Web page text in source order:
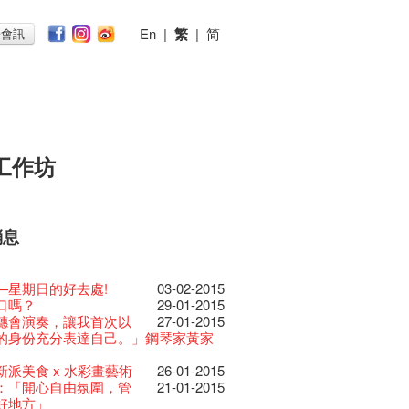
訊 En | 繁 | 简
作坊
28-12-2023
開新篇章
04-07-2023
系列: Opera
| 藝穗會 x 香港大歌劇院
20-09-2022
Cafe is now OPEN!
Pop-Up Collaboration
09-06-2022
13-01-2022
週年展覽 — 回憶及
徵集
03-08-2020
刻版 1983 LOGO
22-07-2020
生蜂蜜 — 買第二件半
【京都直送宇治茶
限 🍵 冰庫有售及可網上落單】
29-06-2020
【京都直送宇治茶
24-01-2020
人・鼠年共勉
24-12-2019
，新年快樂！
30-11-2019
材套
17-09-2019
拆除
31-07-2019
02-07-2019
走了
17-06-2019
II 大派對：塵世樂園
11-04-2019
樓復修工程完成慶祝
09-04-2019
II 大派對：塵世樂園
01-04-2019
II 大派對：塵世樂園
香港法國文化協會
11-03-2019
of Paradise 爵士大派
會 – 盲鳥優惠！
18-12-2018
陶藝名家展 ︰ 李賢
‧賴孝哲 展覽
04-09-2018
24-08-2018
Party @ The Fringe
21-08-2018
大派對@藝穗會
07-08-2018
Party - Blind Bird
03-05-2018
Full time or Part time
20-03-2018
: 藝穗會的故事
19-03-2018
: 藝穗會的故事
02-03-2018
photo shoot with
27-02-2018
Club Gallery is now
in the Art Basel period of March 29
21-02-2018
的藝穗會，大家快來
26-10-2017
· 藝穗會 · 有啲野
19-10-2017
RECRUITING!
29-09-2017
for Hire
22-09-2017
21-09-2017
01-09-2017
】
22-08-2017
如實觀照自己，嚴謹
拘泥於形式或盲從權威。」
架生房碰上藝穗會】
23-07-2017
tonight at
14-07-2017
John Fung
02-06-2017
是一個諧星、演
家以及即興演出者。她通過那些極
和特色的喜劇演出營造出了一個溫
的美好世界，你會不由自主地愛上
她！
！🍊
28-12-2016
藝穗會之快達票售票
年1月14日(六)後結束營運
16-12-2016
的聖誕禮"密"】#2 前
13-12-2016
組合 - 更精彩的藝術
！
的聖誕禮"密"】#1 甚
特技
11-11-2016
的20個秘密】#15 靠
照明的表演
10-11-2016
的20個秘密】#14 第
04-11-2016
的20個秘密】 #13 也
的20個秘密】#12 紮
會的藝術酒吧名為Colette’s?
17-10-2016
嘅Fringe Tour反應非
！多謝大家支持！
15-10-2016
的20個秘密】 #07 舊
期的苦差
12-10-2016
的20個秘密】#06 登
上星期四嘅有獎問答遊戲答案揭曉
22-09-2016
20個秘密：第二個秘
。。。。
21-09-2016
20個秘密！？第一個
。。。。。。
15-09-2016
賽馬會文化保育領袖
場導賞員工作坊順利進行🌟藝穗會
赤裸對話」KJ Tee
29-06-2016
KJ | 23.07.2016 赤
02-06-2016
所未有的成功，票房
獲得了極具聲望的霍斯特新人獎提
26-05-2016
籍...他會為澳洲的喜
多貢獻。」
22-02-2016
平淡的藝術家 - David
19-02-2016
的主辦人 - Koya
18-02-2016
人 - Martin Fung
16-02-2016
for staging all
wonderful events through the
27-11-2015
的貓咪藝術節
09-11-2015
術場地資助計劃
20-10-2015
藝穗驚⼈夜
16-10-2015
賞團， 古蹟周遊樂
14-09-2015
藝穗會冰窖
10-08-2015
Internship
13-07-2015
Dave Callan on
18-05-2015
食」- Colette's 自助
15-05-2015
展覽 - 快樂佈展日！
11-05-2015
家Joe & Jimmy櫥窗
！
24-04-2015
受香港電台《好想藝
演員慶功！
11-03-2015
幕！
10-03-2015
覽要開幕了！
08-03-2015
in the Wind by Lau
Hanison @ Double Vision
06-03-2015
－楊凱、劉學成」雙
27-02-2015
家羊年快樂！:D
03-02-2015
期日的好去處!
29-01-2015
嗎？
27-01-2015
會演奏，讓我首次以
身份充分表達自己。」鋼琴家黃家
26-01-2015
派美食 x 水彩畫藝術
21-01-2015
「開心自由氛圍，管
方」